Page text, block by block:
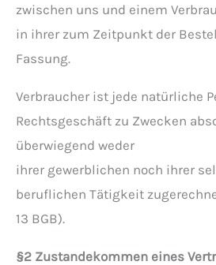
zwischen uns und einem
in ihrer zum Zeitpunkt der
Fassung.
Verbraucher ist jede natürliche
Rechtsgeschäft zu Zwecken
überwiegend weder
ihrer gewerblichen noch ihrer
beruflichen Tätigkeit
13 BGB).
§2 Zustandekommen eines